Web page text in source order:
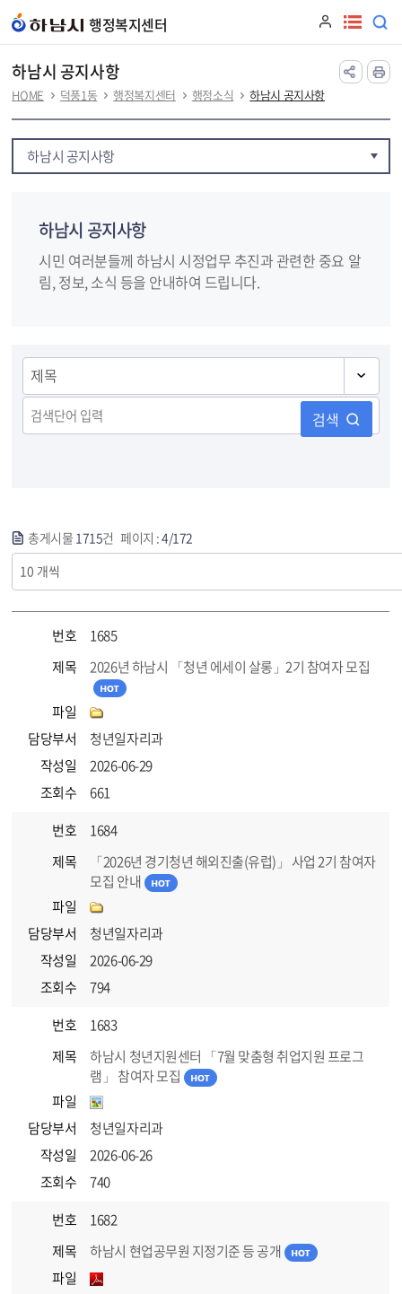
행정복지센터
하남시 공지사항
HOME 덕풍1동 행정복지센터 행정소식 하남시 공지사항
하남시 공지사항
하남시 공지사항
시민 여러분들께 하남시 시정업무 추진과 관련한 중요 알
림, 정보, 소식 등을 안내하여 드립니다.
검색
총게시물 1715건 페이지 :4/172
번호
1685
제목
2026년 하남시 「청년 에세이 살롱」2기 참여자 모집
파일
담당부서
청년일자리과
작성일
2026-06-29
조회수
661
번호
1684
제목
「2026년 경기청년 해외진출(유럽)」 사업 2기 참여자
모집 안내
파일
담당부서
청년일자리과
작성일
2026-06-29
조회수
794
번호
1683
제목
하남시 청년지원센터 「7월 맞춤형 취업지원 프로그
램」 참여자 모집
파일
담당부서
청년일자리과
작성일
2026-06-26
조회수
740
번호
1682
제목
하남시 현업공무원 지정기준 등 공개
파일